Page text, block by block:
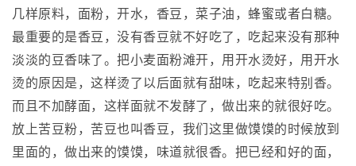
几样原料，面粉，开水，香豆，菜子油，蜂蜜或者白糖。
最重要的是香豆，没有香豆就不好吃了，吃起来没有那种
淡淡的豆香味了。把小麦面粉滩开，用开水烫好，用开水
烫的原因是，这样烫了以后面就有甜味，吃起来特别香。
而且不加酵面，这样面就不发酵了，做出来的就很好吃。
放上苦豆粉，苦豆也叫香豆，我们这里做馍馍的时候放到
里面的，做出来的馍馍，味道就很香。把已经和好的面，